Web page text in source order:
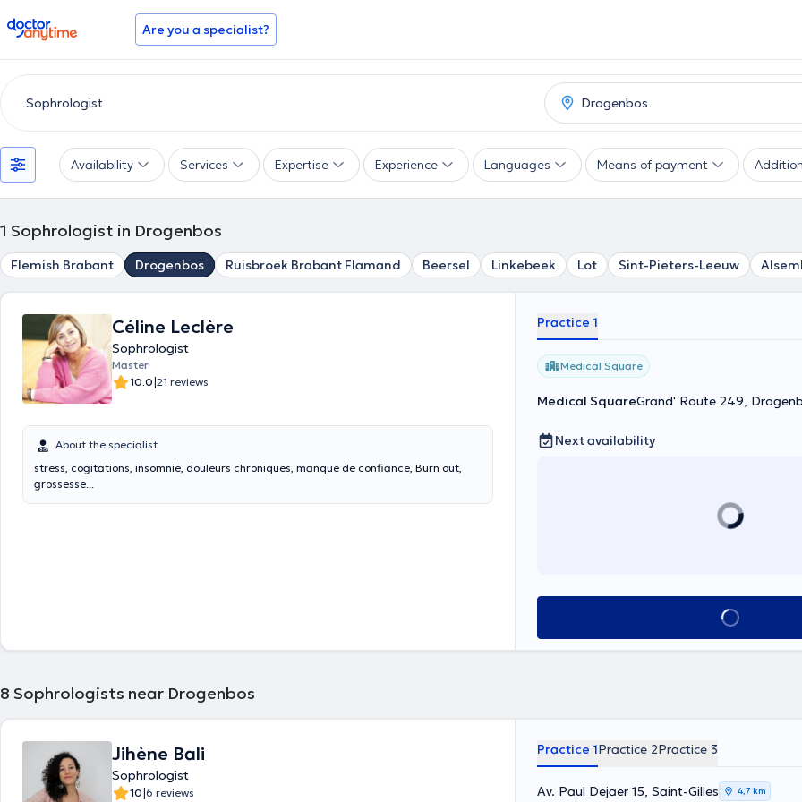
doctoranytime Are you a specialist?
Availability Services Expertise Experience Languages Means of payment
1 Sophrologist in Drogenbos
Flemish Brabant Drogenbos Ruisbroek Brabant Flamand Beersel Linkebeek Lot Sint-Pieters-Leeuw
Céline Leclère
Sophrologist
Master
10.0|21 reviews
About the specialist
stress, cogitations, insomnie, douleurs chroniques, manque de confiance, Burn out,
grossesse...
Practice 1
Medical Square
Medical SquareGrand' Route 249,
Next availability
See all
8 Sophrologists near Drogenbos
Jihène Bali
Sophrologist
10|6 reviews
Practice 1Practice 2Practice 3
Av. Paul Dejaer 15, Saint-Gilles 4,7 km